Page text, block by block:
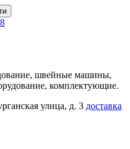
швейные машины,
комплектующие.
улица, д. 3 доставка